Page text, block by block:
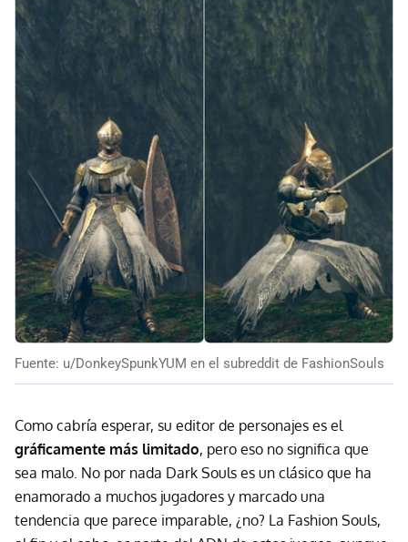
Fuente: u/DonkeySpunkYUM en el subreddit de FashionSouls
Como cabría esperar, su editor de personajes es el
gráficamente más limitado, pero eso no significa que
sea malo. No por nada Dark Souls es un clásico que ha
enamorado a muchos jugadores y marcado una
tendencia que parece imparable, ¿no? La Fashion Souls,